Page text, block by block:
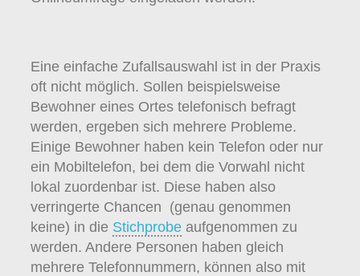
Eine einfache Zufallsauswahl ist in der Praxis
oft nicht möglich. Sollen beispielsweise
Bewohner eines Ortes telefonisch befragt
werden, ergeben sich mehrere Probleme.
Einige Bewohner haben kein Telefon oder nur
ein Mobiltelefon, bei dem die Vorwahl nicht
lokal zuordenbar ist. Diese haben also
verringerte Chancen (genau genommen
keine) in die Stichprobe aufgenommen zu
werden. Andere Personen haben gleich
mehrere Telefonnummern, können also mit